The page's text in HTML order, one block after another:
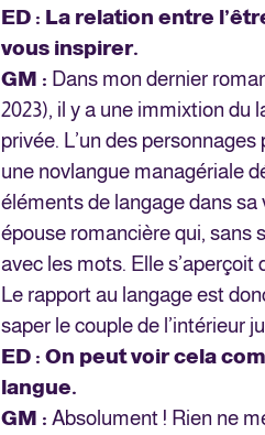
ED : La relation entre
vous inspirer.
GM : Dans mon dernier
2023), il y a une immixtion du
privée. L’un des
une novlangue managériale
éléments de langage dans
épouse romancière qui, sans
avec les mots. Elle
Le rapport au langage est
saper le couple de l’intérieur
ED : On peut voir cela
langue.
GM : Absolument ! Rien ne